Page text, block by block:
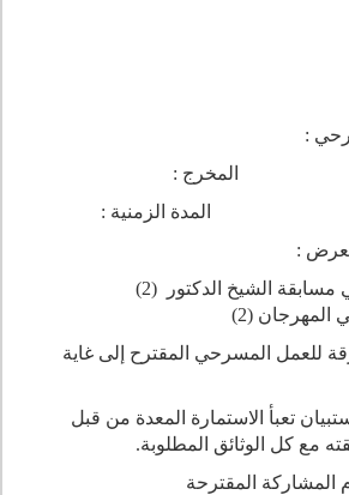
:
المخرج :
: المدة الزمنية :
:
مسابقة الشيخ الدكتور (2)
المهرجان (2)
للعمل المسرحي المقترح إلى غاية
تعبأ الاستمارة المعدة من قبل
مع كل الوثائق المطلوبة.